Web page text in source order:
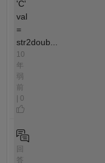
'C'
val
=
str2doub...
10
年
弱
前
| 0
回
答